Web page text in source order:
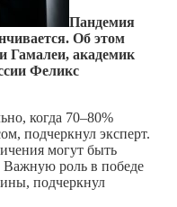
Пандемия
Об этом
Гамалеи, академик
Феликс
когда 70–80%
подчеркнул эксперт.
могут быть
Важную роль в победе
подчеркнул